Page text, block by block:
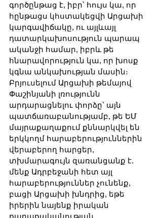
գործընթաց է, իբր՝ հույս կա, որ
հընթացս կհստակեցվի Արցախի
կարգավիճակը, ու այլևայլ
դատարկախոսություն պարապ
ականջի համար, իբրև թե
հնարավորություն կա, որ խոսք
կգնա անկախության մասին։
Բրյուսելում Արցախի թեմայով
Փաշինյանի լռությունն
արդարացնելու փորձը՝ այն
պատճառաբանությամբ, թե ԵՄ
մայրաքաղաքում քննարկվել են
երկկողմ հարաբերություններին
վերաբերող հարցեր,
տխմարագույն զառանցանք է.
մենք Ադրբեջանի հետ այլ
հարաբերություններ չունենք,
բացի Արցախի խնդրից, եթե
իրերին նայենք իրական
քաղաքականության